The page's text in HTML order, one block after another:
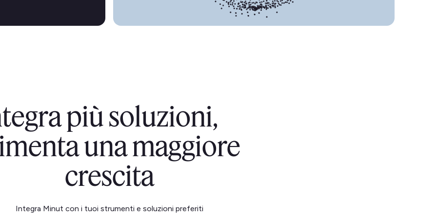
più soluzioni,
una maggiore
crescita
Integra Minut con i tuoi strumenti e soluzioni preferiti